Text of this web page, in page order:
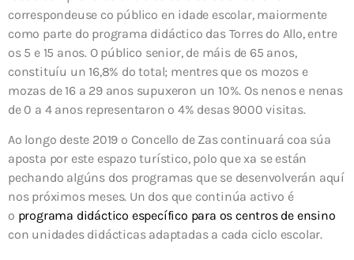
correspondeuse co público en idade escolar, maiormente
como parte do programa didáctico das Torres do Allo, entre
os 5 e 15 anos. O público senior, de máis de 65 anos,
constituíu un 16,8% do total; mentres que os mozos e
mozas de 16 a 29 anos supuxeron un 10%. Os nenos e nenas
de 0 a 4 anos representaron o 4% desas 9000 visitas.
Ao longo deste 2019 o Concello de Zas continuará coa súa
aposta por este espazo turístico, polo que xa se están
pechando algúns dos programas que se desenvolverán aquí
nos próximos meses. Un dos que continúa activo é
o programa didáctico específico para os centros de ensino
con unidades didácticas adaptadas a cada ciclo escolar.